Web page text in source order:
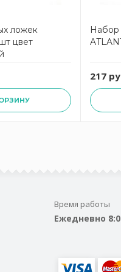
ложек
цвет
Набор
217
Время работы
Ежедневно